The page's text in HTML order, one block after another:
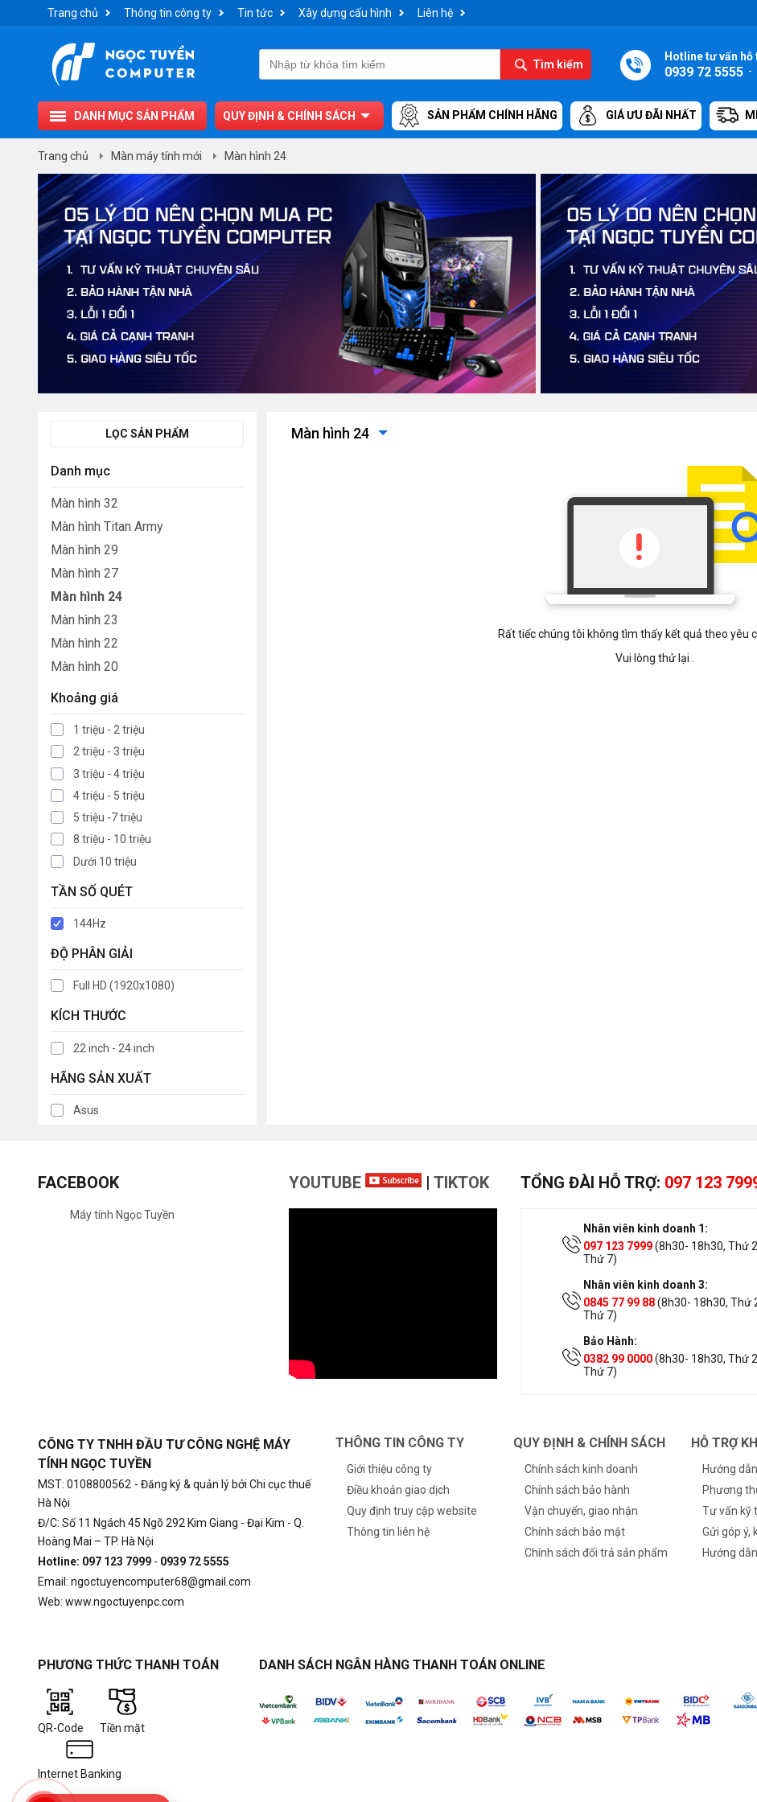
Trang chủ Thông tin công ty Tin tức Xây dựng cấu hình Liên hệ
Tìm kiếm
Hotline tư vấn hỗ
0939 72 5555 -
DANH MỤC SẢN PHẨM QUY ĐỊNH & CHÍNH SÁCH SẢN PHẨM CHÍNH HÃNG GIÁ ƯU ĐÃI NHẤT
Trang chủ Màn máy tính mới Màn hình 24
LỌC SẢN PHẨM
Danh mục
Màn hình 32
Màn hình Titan Army
Màn hình 29
Màn hình 27
Màn hình 24
Màn hình 23
Màn hình 22
Màn hình 20
Khoảng giá
1 triệu - 2 triệu
2 triệu - 3 triệu
3 triệu - 4 triệu
4 triệu - 5 triệu
5 triệu -7 triệu
8 triệu - 10 triệu
Dưới 10 triệu
TẦN SỐ QUÉT
144Hz
ĐỘ PHÂN GIẢI
Full HD (1920x1080)
KÍCH THƯỚC
22 inch - 24 inch
HÃNG SẢN XUẤT
Asus
Màn hình 24
Rất tiếc chúng tôi không tìm thấy kết quả theo yêu
Vui lòng thử lại .
FACEBOOK
Máy tính Ngọc Tuyền
YOUTUBE | TIKTOK TỔNG ĐÀI HỖ TRỢ: 097 123
Nhân viên kinh doanh 1:
097 123 7999(8h30- 18h30, Thứ
Thứ 7)
Nhân viên kinh doanh 3:
0845 77 99 88(8h30- 18h30, Thứ
Thứ 7)
Bảo Hành:
0382 99 0000(8h30- 18h30, Thứ
Thứ 7)
CÔNG TY TNHH ĐẦU TƯ CÔNG NGHỆ MÁY
TÍNH NGỌC TUYỀN
MST: 0108800562 - Đăng ký & quản lý bởi Chi cục thuế
Hà Nội
Đ/C: Số 11 Ngách 45 Ngõ 292 Kim Giang - Đại Kim - Q.
Hoàng Mai – TP. Hà Nội
Hotline: 097 123 7999 - 0939 72 5555
Email: ngoctuyencomputer68@gmail.com
Web: www.ngoctuyenpc.com
THÔNG TIN CÔNG TY
Giới thiệu công ty
Điều khoản giao dịch
Quy định truy cập website
Thông tin liên hệ
QUY ĐỊNH & CHÍNH SÁCH
Chính sách kinh doanh
Chính sách bảo hành
Vận chuyển, giao nhận
Chính sách bảo mật
Chính sách đổi trả sản phẩm
HỖ TRỢ
Hướng
Phương
Tư vấn kỹ
Gửi góp ý,
Hướng
PHƯƠNG THỨC THANH TOÁN
QR-Code Tiền mặt
Internet Banking
DANH SÁCH NGÂN HÀNG THANH TOÁN ONLINE